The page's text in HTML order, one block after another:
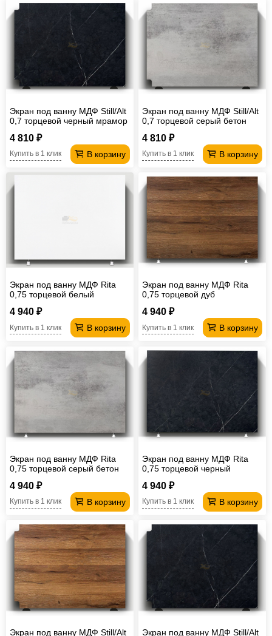
Экран под ванну МДФ Still/Alt
0,7 торцевой черный мрамор
4 810 ₽
В корзину
Купить в 1 клик
Экран под ванну МДФ Still/Alt
0,7 торцевой серый бетон
4 810 ₽
В корзину
Купить в 1 клик
Экран под ванну МДФ Rita
0,75 торцевой белый
4 940 ₽
В корзину
Купить в 1 клик
Экран под ванну МДФ Rita
0,75 торцевой дуб
4 940 ₽
В корзину
Купить в 1 клик
Экран под ванну МДФ Rita
0,75 торцевой серый бетон
4 940 ₽
В корзину
Купить в 1 клик
Экран под ванну МДФ Rita
0,75 торцевой черный
4 940 ₽
В корзину
Купить в 1 клик
Экран под ванну МДФ Still/Alt Экран под ванну МДФ Still/Alt